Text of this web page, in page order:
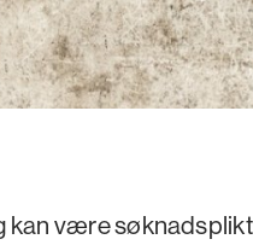
kan være